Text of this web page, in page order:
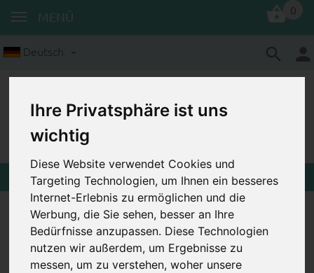
Ihre Privatsphäre ist uns
wichtig
Diese Website verwendet Cookies und
Targeting Technologien, um Ihnen ein besseres
Internet-Erlebnis zu ermöglichen und die
Werbung, die Sie sehen, besser an Ihre
Bedürfnisse anzupassen. Diese Technologien
nutzen wir außerdem, um Ergebnisse zu
messen, um zu verstehen, woher unsere
Deutsch
MENÜ
Motivperle Herz mit
Schnörkeln